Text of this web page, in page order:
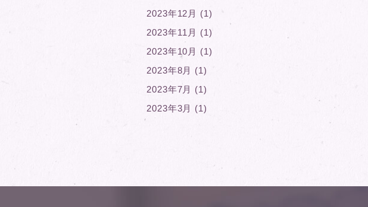
2023年12月 (1)
2023年11月 (1)
2023年10月 (1)
2023年8月 (1)
2023年7月 (1)
2023年3月 (1)